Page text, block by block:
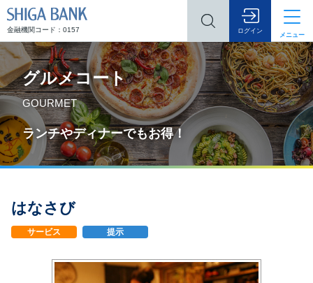
金融機関コード：0157 ログイン
メニュー
グルメコート
GOURMET
ランチやディナーでもお得！
はなさび
サービス 提示